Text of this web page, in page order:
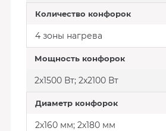
Количество конфорок
4 зоны нагрева
Мощность конфорок
2х1500 Вт; 2х2100 Вт
Диаметр конфорок
2х160 мм; 2х180 мм